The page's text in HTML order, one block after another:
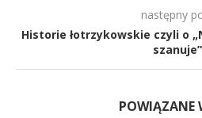
następny
Historie łotrzykowskie czyli o
szanuje”
POWIĄZANE